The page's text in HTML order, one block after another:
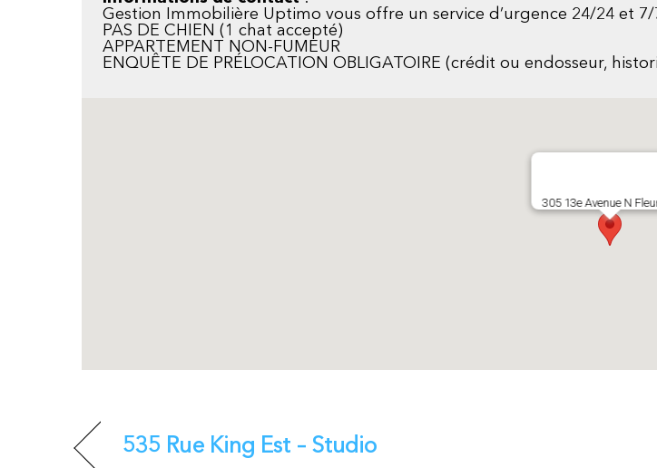
Gestion Immobilière Uptimo vous offre un service d’urgence 24/24 et 7/
PAS DE CHIEN (1 chat accepté)
APPARTEMENT NON-FUMEUR
ENQUÊTE DE PRÉLOCATION OBLIGATOIRE (crédit ou endosseur,
305 13e Avenue N
535 Rue King Est – Studio